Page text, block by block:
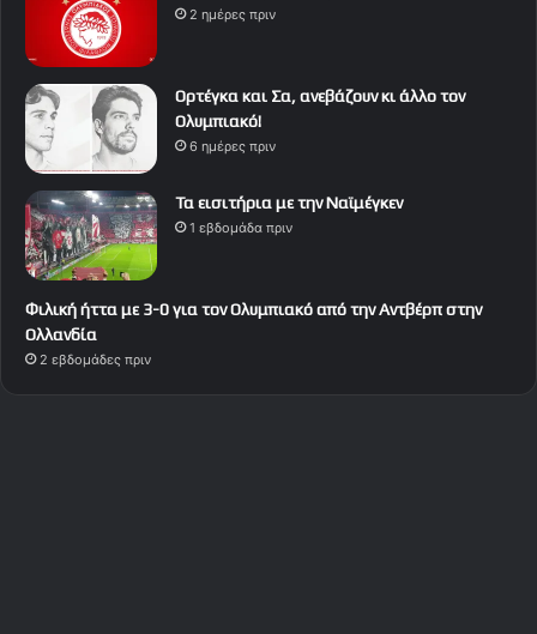
2 ημέρες πριν
Ορτέγκα και Σα, ανεβάζουν κι άλλο τον
Ολυμπιακό!
6 ημέρες πριν
Τα εισιτήρια με την Ναϊμέγκεν
1 εβδομάδα πριν
Φιλική ήττα με 3-0 για τον Ολυμπιακό από την Αντβέρπ στην
Ολλανδία
2 εβδομάδες πριν